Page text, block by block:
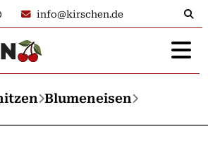
info@kirschen.de
Blumeneisen